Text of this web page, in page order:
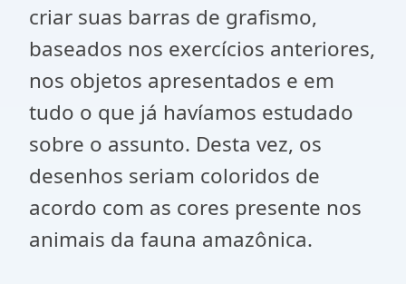
criar suas barras de grafismo,
baseados nos exercícios anteriores,
nos objetos apresentados e em
tudo o que já havíamos estudado
sobre o assunto. Desta vez, os
desenhos seriam coloridos de
acordo com as cores presente nos
animais da fauna amazônica.